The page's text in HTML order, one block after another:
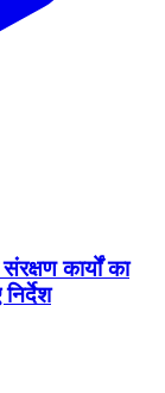
कार्यों का